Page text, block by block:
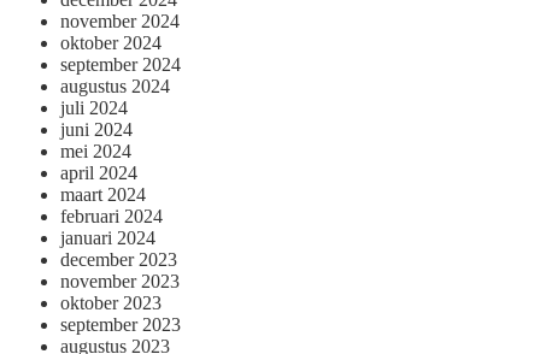
november 2024
oktober 2024
september 2024
augustus 2024
juli 2024
juni 2024
mei 2024
april 2024
maart 2024
februari 2024
januari 2024
december 2023
november 2023
oktober 2023
september 2023
augustus 2023